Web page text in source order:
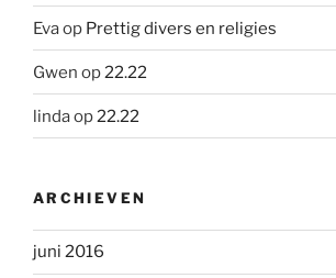
Evaop Prettig divers en religies
Gwen op22.22
lindaop22.22
ARCHIEVEN
juni 2016